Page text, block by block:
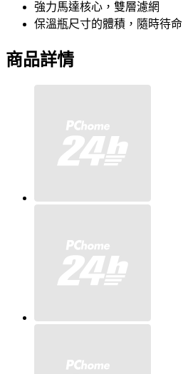
強力馬達核心，雙層濾網
保溫瓶尺寸的體積，隨時待命
商品詳情